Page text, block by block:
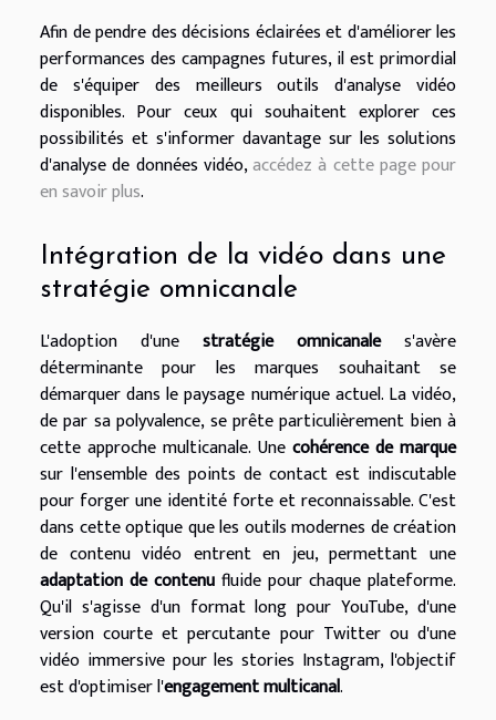
Afin de pendre des décisions éclairées et d'améliorer les
performances des campagnes futures, il est primordial
de s'équiper des meilleurs outils d'analyse vidéo
disponibles. Pour ceux qui souhaitent explorer ces
possibilités et s'informer davantage sur les solutions
d'analyse de données vidéo,accédez à cette page pour
en savoir plus.
Intégration de la vidéo dans une
stratégie omnicanale
L'adoption d'une stratégie omnicanales'avère
déterminante pour les marques souhaitant se
démarquer dans le paysage numérique actuel. La vidéo,
de par sa polyvalence, se prête particulièrement bien à
cette approche multicanale. Une cohérence de marque
sur l'ensemble des points de contact est indiscutable
pour forger une identité forte et reconnaissable. C'est
dans cette optique que les outils modernes de création
de contenu vidéo entrent en jeu, permettant une
adaptation de contenu fluide pour chaque plateforme.
Qu'il s'agisse d'un format long pour YouTube, d'une
version courte et percutante pour Twitter ou d'une
vidéo immersive pour les stories Instagram, l'objectif
est d'optimiser l'engagement multicanal.